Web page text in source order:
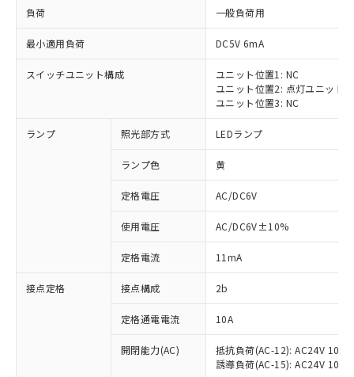
負荷 一般負荷用
最小適用負荷 DC5V 6mA
スイッチユニット構成
ユニット位置1: NC
ユニット位置2: 点灯ユニット
ユニット位置3: NC
ランプ 照光部方式 LEDランプ
ランプ色 黄
定格電圧 AC/DC6V
使用電圧 AC/DC6V±10%
定格電流 11mA
接点定格 接点構成 2b
定格通電電流 10A
開閉能力(AC)
抵抗負荷(AC-12): AC24V 10A/
誘導負荷(AC-15): AC24V
ご利用条件
以下の条件をお読みいただき、同意のうえ
ご利用ください。
本サービスは、当社制御機器事業取扱
商品の当社在庫状況および標準価格
(税抜)を提供させていただくもので
当社制御機器事業取扱商品の中には、
対応済み：EU RoHS指令（10物質）の
非含有に対応した製品が提供可能な商品で
対応予定：EU RoHS指令（10物質）の非含
有に対応した製品に切り替える予定のある
対応予定なし：EU RoHS指令（10物質）の
非含有に非対応の商品で、対応品を出す予
調査・確認中：EU RoHS指令（10物質）の
非含有の対応状況を調査中または確認中の
非該当品：ライセンス料など無形物で、有
害物質有無と関係のない商品です。
仕入先様の事情により、非含有部品として
「○」：最大均質材料含有率が中国RoHSの
基準値以下であることを示します。
「×」：最大均質材料含有率が中国RoHSの